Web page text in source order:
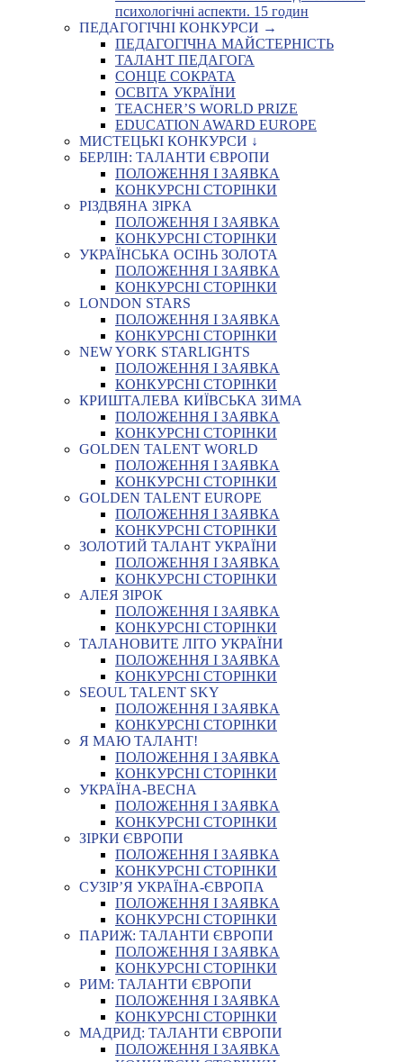
психологічні аспекти. 15 годин
ПЕДАГОГІЧНІ КОНКУРСИ →
ПЕДАГОГІЧНА МАЙСТЕРНІСТЬ
ТАЛАНТ ПЕДАГОГА
СОНЦЕ СОКРАТА
ОСВІТА УКРАЇНИ
TEACHER’S WORLD PRIZE
EDUCATION AWARD EUROPE
МИСТЕЦЬКІ КОНКУРСИ ↓
БЕРЛІН: ТАЛАНТИ ЄВРОПИ
ПОЛОЖЕННЯ І ЗАЯВКА
КОНКУРСНІ СТОРІНКИ
РІЗДВЯНА ЗІРКА
ПОЛОЖЕННЯ І ЗАЯВКА
КОНКУРСНІ СТОРІНКИ
УКРАЇНСЬКА ОСІНЬ ЗОЛОТА
ПОЛОЖЕННЯ І ЗАЯВКА
КОНКУРСНІ СТОРІНКИ
LONDON STARS
ПОЛОЖЕННЯ І ЗАЯВКА
КОНКУРСНІ СТОРІНКИ
NEW YORK STARLIGHTS
ПОЛОЖЕННЯ І ЗАЯВКА
КОНКУРСНІ СТОРІНКИ
КРИШТАЛЕВА КИЇВСЬКА ЗИМА
ПОЛОЖЕННЯ І ЗАЯВКА
КОНКУРСНІ СТОРІНКИ
GOLDEN TALENT WORLD
ПОЛОЖЕННЯ І ЗАЯВКА
КОНКУРСНІ СТОРІНКИ
GOLDEN TALENT EUROPE
ПОЛОЖЕННЯ І ЗАЯВКА
КОНКУРСНІ СТОРІНКИ
ЗОЛОТИЙ ТАЛАНТ УКРАЇНИ
ПОЛОЖЕННЯ І ЗАЯВКА
КОНКУРСНІ СТОРІНКИ
АЛЕЯ ЗІРОК
ПОЛОЖЕННЯ І ЗАЯВКА
КОНКУРСНІ СТОРІНКИ
ТАЛАНОВИТЕ ЛІТО УКРАЇНИ
ПОЛОЖЕННЯ І ЗАЯВКА
КОНКУРСНІ СТОРІНКИ
SEOUL TALENT SKY
ПОЛОЖЕННЯ І ЗАЯВКА
КОНКУРСНІ СТОРІНКИ
Я МАЮ ТАЛАНТ!
ПОЛОЖЕННЯ І ЗАЯВКА
КОНКУРСНІ СТОРІНКИ
УКРАЇНА-ВЕСНА
ПОЛОЖЕННЯ І ЗАЯВКА
КОНКУРСНІ СТОРІНКИ
ЗІРКИ ЄВРОПИ
ПОЛОЖЕННЯ І ЗАЯВКА
КОНКУРСНІ СТОРІНКИ
СУЗІР’Я УКРАЇНА-ЄВРОПА
ПОЛОЖЕННЯ І ЗАЯВКА
КОНКУРСНІ СТОРІНКИ
ПАРИЖ: ТАЛАНТИ ЄВРОПИ
ПОЛОЖЕННЯ І ЗАЯВКА
КОНКУРСНІ СТОРІНКИ
РИМ: ТАЛАНТИ ЄВРОПИ
ПОЛОЖЕННЯ І ЗАЯВКА
КОНКУРСНІ СТОРІНКИ
МАДРИД: ТАЛАНТИ ЄВРОПИ
ПОЛОЖЕННЯ І ЗАЯВКА